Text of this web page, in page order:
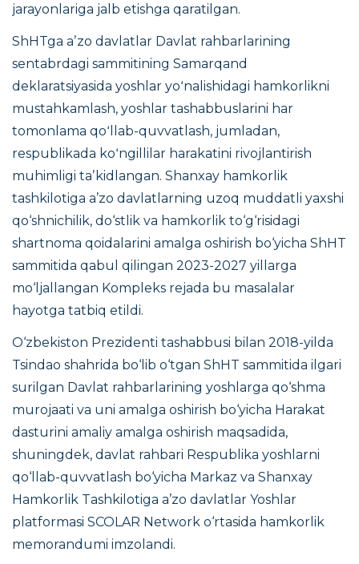
jarayonlariga jalb etishga qaratilgan.
ShHTga aʼzo davlatlar Davlat rahbarlarining
sentabrdagi sammitining Samarqand
deklaratsiyasida yoshlar yoʻnalishidagi hamkorlikni
mustahkamlash, yoshlar tashabbuslarini har
tomonlama qoʻllab-quvvatlash, jumladan,
respublikada koʻngillilar harakatini rivojlantirish
muhimligi taʼkidlangan. Shanxay hamkorlik
tashkilotiga a’zo davlatlarning uzoq muddatli yaxshi
qo‘shnichilik, do‘stlik va hamkorlik to‘g‘risidagi
shartnoma qoidalarini amalga oshirish bo‘yicha ShHT
sammitida qabul qilingan 2023-2027 yillarga
mo‘ljallangan Kompleks rejada bu masalalar
hayotga tatbiq etildi.
O‘zbekiston Prezidenti tashabbusi bilan 2018-yilda
Tsindao shahrida bo‘lib o‘tgan ShHT sammitida ilgari
surilgan Davlat rahbarlarining yoshlarga qo‘shma
murojaati va uni amalga oshirish bo‘yicha Harakat
dasturini amaliy amalga oshirish maqsadida,
shuningdek, davlat rahbari Respublika yoshlarni
qo‘llab-quvvatlash bo‘yicha Markaz va Shanxay
Hamkorlik Tashkilotiga a’zo davlatlar Yoshlar
platformasi SCOLAR Network o‘rtasida hamkorlik
memorandumi imzolandi.